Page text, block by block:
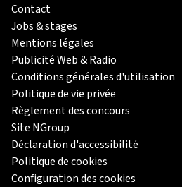
Contact
Jobs & stages
Mentions légales
Publicité Web & Radio
Conditions générales d'utilisation
Politique de vie privée
Règlement des concours
Site NGroup
Déclaration d'accessibilité
Politique de cookies
Configuration des cookies